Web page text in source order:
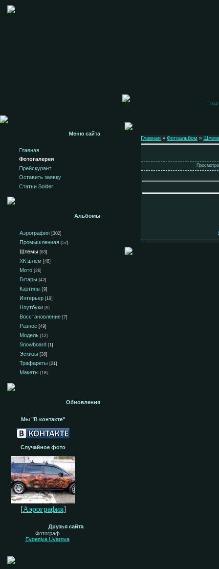
Меню сайта
Главная
Фотогалерея
Прейскурант
Оставить заявку
Статьи Solder
Альбомы
Аэрография [302]
Промышленная [57]
Шлемы [63]
ХК шлем [48]
Мото [26]
Гитары [42]
Картины [9]
Интерьер [19]
Ноутбуки [9]
Восстановление [7]
Разное [49]
Модель [12]
Snowboard [1]
Эскизы [38]
Трафареты [21]
Макеты [18]
Обновления
Мы "В контакте"
Случайное фото
[Аэрография]
Друзья сайта
Фотограф
Evgeniya Uvarova
Главная » Фотоальбом »